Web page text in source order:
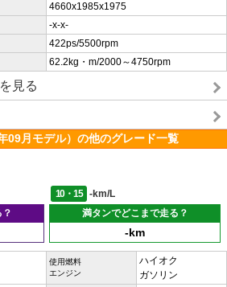
4660x1985x1975
-x-x-
422ps/5500rpm
62.2kg・m/2000～4750rpm
見る
09月モデル）の他のグレード一覧
10・15
-km/L
満タンでどこまで走る？
-km
使用燃料
エンジン
ハイオク
ガソリン